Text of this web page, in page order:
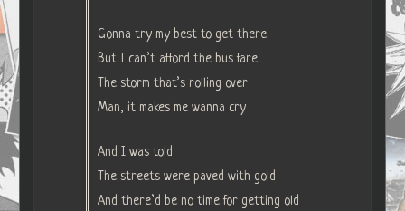
Gonna try my best to get there
But I can’t afford the bus fare
The storm that’s rolling over
Man, it makes me wanna cry
And I was told
The streets were paved with gold
And there’d be no time for getting old